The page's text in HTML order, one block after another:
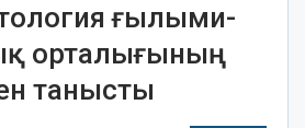
ғылыми-
орталығының
танысты